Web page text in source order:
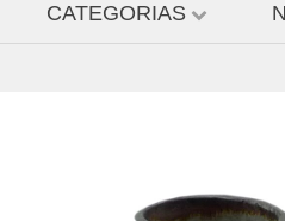
CATEGORIAS